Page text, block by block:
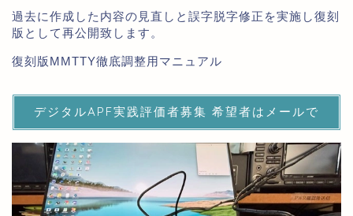
過去に作成した内容の見直しと誤字脱字修正を実施し復刻
版として再公開致します。
復刻版MMTTY徹底調整用マニュアル
デジタルAPF実践評価者募集 希望者はメールで